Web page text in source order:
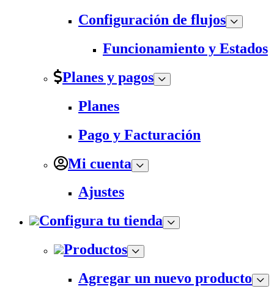
Configuración de flujos
Funcionamiento y Estados
Planes y pagos
Planes
Pago y Facturación
Mi cuenta
Ajustes
Configura tu tienda
Productos
Agregar un nuevo producto